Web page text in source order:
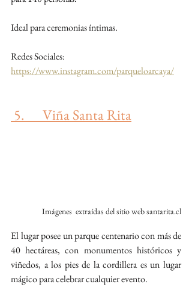
Ideal para ceremonias íntimas.
Redes Sociales:
https://www.instagram.com/parqueloarcaya/
5.      Viña Santa Rita
Imágenes  extraídas del sitio web santarita.cl
El lugar posee un parque centenario con más de
40 hectáreas, con monumentos históricos y
viñedos, a los pies de la cordillera es un lugar
mágico para celebrar cualquier evento.